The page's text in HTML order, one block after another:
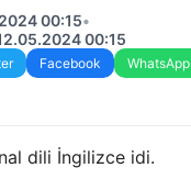
00:15•
00:15
Facebook WhatsApp
dili İngilizce idi.